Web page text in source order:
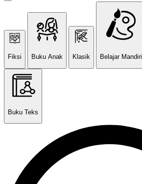
Fiksi Buku Anak Klasik Belajar Mandiri
Buku Teks